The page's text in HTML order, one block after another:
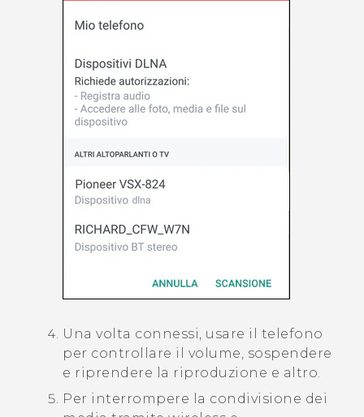
Una volta connessi, usare il telefono
per controllare il volume, sospendere
e riprendere la riproduzione e altro.
Per interrompere la condivisione dei